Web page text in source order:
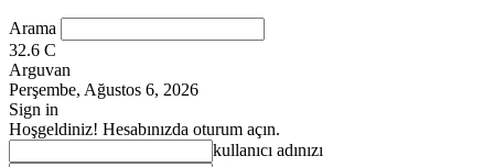
Arama
32.6 C
Arguvan
Perşembe, Ağustos 6, 2026
Sign in
Hoşgeldiniz! Hesabınızda oturum açın.
kullanıcı adınızı